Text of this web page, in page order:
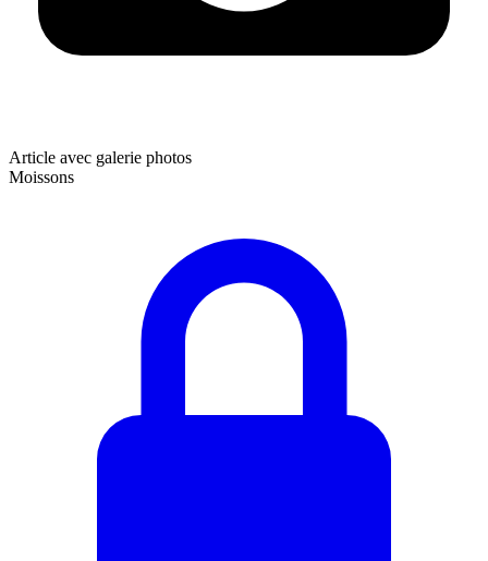
Article avec galerie photos
Moissons